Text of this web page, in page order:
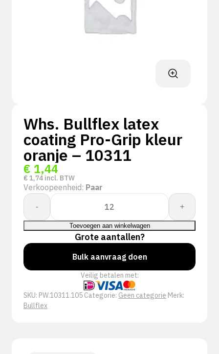
Whs. Bullflex latex
coating Pro-Grip kleur
oranje – 10311
€ 1,44
€ 1,74 incl. BTW
Verkoopeenheid: Paar
-
Whs.
Bullflex
latex
coating
Pro-
kleur
-
10311
+
Toevoegen aan winkelwagen
Grote aantallen?
Bulk aanvraag doen
Veilig betalen met:
SKU: PW.10311.105 Categorie: Geen categorie Merk:
Bullflex